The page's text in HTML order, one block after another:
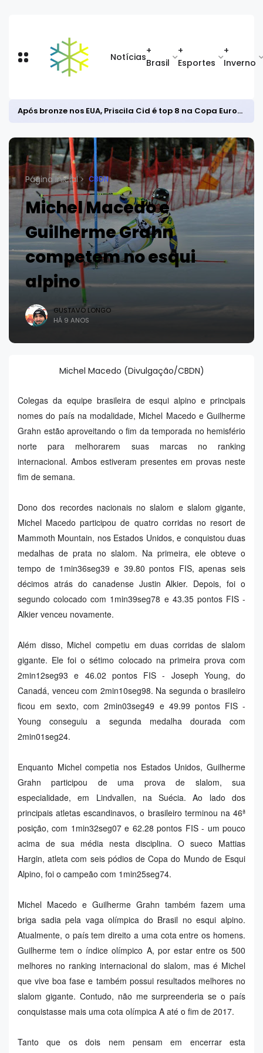
Notícias
+
Brasil
+
Esportes
+
Inverno
Após bronze nos EUA, Priscila Cid é top 8 na Copa Europeia de snowboard halfpipe
Página inicial CBDN
Michel Macedo e
Guilherme Grahn
competem no esqui
alpino
GUSTAVO LONGO
HÁ 9 ANOS
Michel Macedo (Divulgação/CBDN)
Colegas da equipe brasileira de esqui alpino e principais
nomes do país na modalidade, Michel Macedo e Guilherme
Grahn estão aproveitando o fim da temporada no hemisfério
norte para melhorarem suas marcas no ranking
internacional. Ambos estiveram presentes em provas neste
fim de semana.
Dono dos recordes nacionais no slalom e slalom gigante,
Michel Macedo participou de quatro corridas no resort de
Mammoth Mountain, nos Estados Unidos, e conquistou duas
medalhas de prata no slalom. Na primeira, ele obteve o
tempo de 1min36seg39 e 39.80 pontos FIS, apenas seis
décimos atrás do canadense Justin Alkier. Depois, foi o
segundo colocado com 1min39seg78 e 43.35 pontos FIS -
Alkier venceu novamente.
Além disso, Michel competiu em duas corridas de slalom
gigante. Ele foi o sétimo colocado na primeira prova com
2min12seg93 e 46.02 pontos FIS - Joseph Young, do
Canadá, venceu com 2min10seg98. Na segunda o brasileiro
ficou em sexto, com 2min03seg49 e 49.99 pontos FIS -
Young conseguiu a segunda medalha dourada com
2min01seg24.
Enquanto Michel competia nos Estados Unidos, Guilherme
Grahn participou de uma prova de slalom, sua
especialidade, em Lindvallen, na Suécia. Ao lado dos
principais atletas escandinavos, o brasileiro terminou na 46ª
posição, com 1min32seg07 e 62.28 pontos FIS - um pouco
acima de sua média nesta disciplina. O sueco Mattias
Hargin, atleta com seis pódios de Copa do Mundo de Esqui
Alpino, foi o campeão com 1min25seg74.
Michel Macedo e Guilherme Grahn também fazem uma
briga sadia pela vaga olímpica do Brasil no esqui alpino.
Atualmente, o país tem direito a uma cota entre os homens.
Guilherme tem o índice olímpico A, por estar entre os 500
melhores no ranking internacional do slalom, mas é Michel
que vive boa fase e também possui resultados melhores no
slalom gigante. Contudo, não me surpreenderia se o país
conquistasse mais uma cota olímpica A até o fim de 2017.
Tanto que os dois nem pensam em encerrar esta